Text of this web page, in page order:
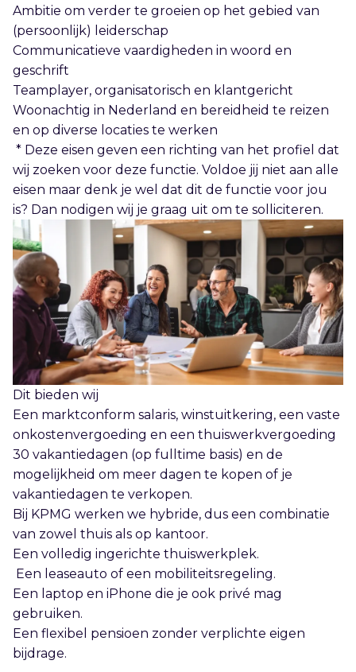
Ambitie om verder te groeien op het gebied van
(persoonlijk) leiderschap
Communicatieve vaardigheden in woord en
geschrift
Teamplayer, organisatorisch en klantgericht
Woonachtig in Nederland en bereidheid te reizen
en op diverse locaties te werken
* Deze eisen geven een richting van het profiel dat
wij zoeken voor deze functie. Voldoe jij niet aan alle
eisen maar denk je wel dat dit de functie voor jou
is? Dan nodigen wij je graag uit om te solliciteren.
Dit bieden wij
Een marktconform salaris, winstuitkering, een vaste
onkostenvergoeding en een thuiswerkvergoeding
30 vakantiedagen (op fulltime basis) en de
mogelijkheid om meer dagen te kopen of je
vakantiedagen te verkopen.
Bij KPMG werken we hybride, dus een combinatie
van zowel thuis als op kantoor.
Een volledig ingerichte thuiswerkplek.
Een leaseauto of een mobiliteitsregeling.
Een laptop en iPhone die je ook privé mag
gebruiken.
Een flexibel pensioen zonder verplichte eigen
bijdrage.